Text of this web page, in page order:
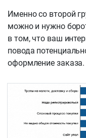
Именно со второй
можно и нужно
в том, что ваш
повода
оформление заказа.